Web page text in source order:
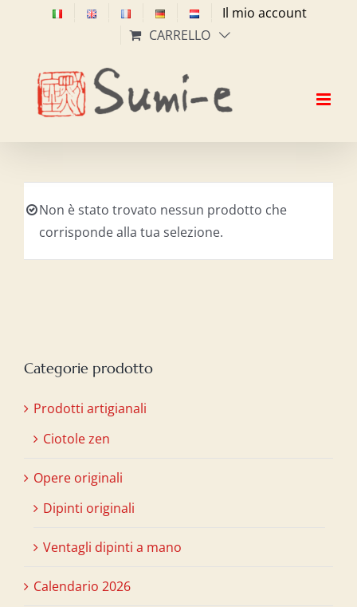
Il mio account
CARRELLO
Non è stato trovato nessun prodotto che
corrisponde alla tua selezione.
Categorie prodotto
Prodotti artigianali
Ciotole zen
Opere originali
Dipinti originali
Ventagli dipinti a mano
Calendario 2026